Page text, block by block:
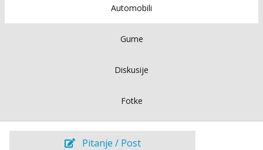
Automobili
Gume
Diskusije
Fotke
Pitanje / Post